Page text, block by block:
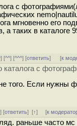
с
мгновенно его
таких в каталоге
] [^^] [^^^] [ответить] [к
каталога с
того. Если нужны
] [ответить][↑] [к
раньше часто